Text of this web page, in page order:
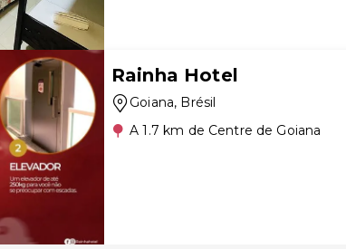
Rainha Hotel
Goiana, Brésil
A 1.7 km de Centre de Goiana